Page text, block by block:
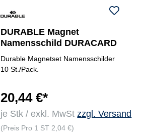
DURABLE Magnet
Namensschild DURACARD
Durable Magnetset Namensschilder
10 St./Pack.
20,44 €*
je Stk / exkl. MwStzzgl. Versand
(Preis Pro 1 ST 2,04 €)